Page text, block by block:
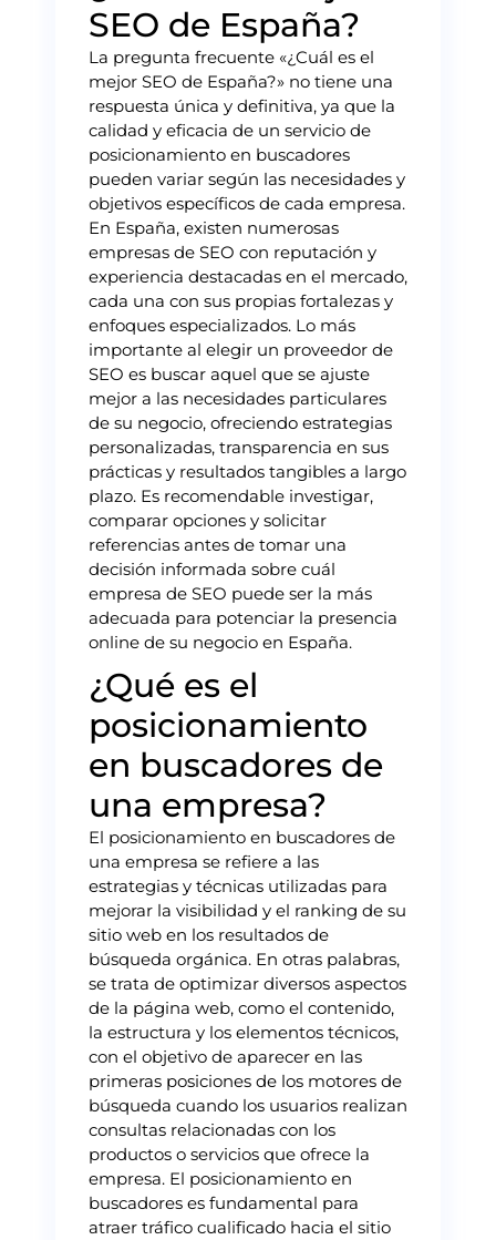
SEO de España?
La pregunta frecuente «¿Cuál es el
mejor SEO de España?» no tiene una
respuesta única y definitiva, ya que la
calidad y eficacia de un servicio de
posicionamiento en buscadores
pueden variar según las necesidades y
objetivos específicos de cada empresa.
En España, existen numerosas
empresas de SEO con reputación y
experiencia destacadas en el mercado,
cada una con sus propias fortalezas y
enfoques especializados. Lo más
importante al elegir un proveedor de
SEO es buscar aquel que se ajuste
mejor a las necesidades particulares
de su negocio, ofreciendo estrategias
personalizadas, transparencia en sus
prácticas y resultados tangibles a largo
plazo. Es recomendable investigar,
comparar opciones y solicitar
referencias antes de tomar una
decisión informada sobre cuál
empresa de SEO puede ser la más
adecuada para potenciar la presencia
online de su negocio en España.
¿Qué es el
posicionamiento
en buscadores de
una empresa?
El posicionamiento en buscadores de
una empresa se refiere a las
estrategias y técnicas utilizadas para
mejorar la visibilidad y el ranking de su
sitio web en los resultados de
búsqueda orgánica. En otras palabras,
se trata de optimizar diversos aspectos
de la página web, como el contenido,
la estructura y los elementos técnicos,
con el objetivo de aparecer en las
primeras posiciones de los motores de
búsqueda cuando los usuarios realizan
consultas relacionadas con los
productos o servicios que ofrece la
empresa. El posicionamiento en
buscadores es fundamental para
atraer tráfico cualificado hacia el sitio